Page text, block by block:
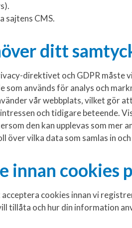
sajtens CMS.
ditt
direktivet och GDPR måste
som används för analys och
vår webbplats, vilket gör
och tidigare beteende.
den kan upplevas som mer
vilka data som samlas in och
innan cookies
cookies innan vi
tillåta och hur din information